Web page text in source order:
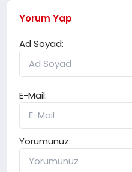
Yorum Yap
Ad Soyad:
E-Mail:
Yorumunuz: